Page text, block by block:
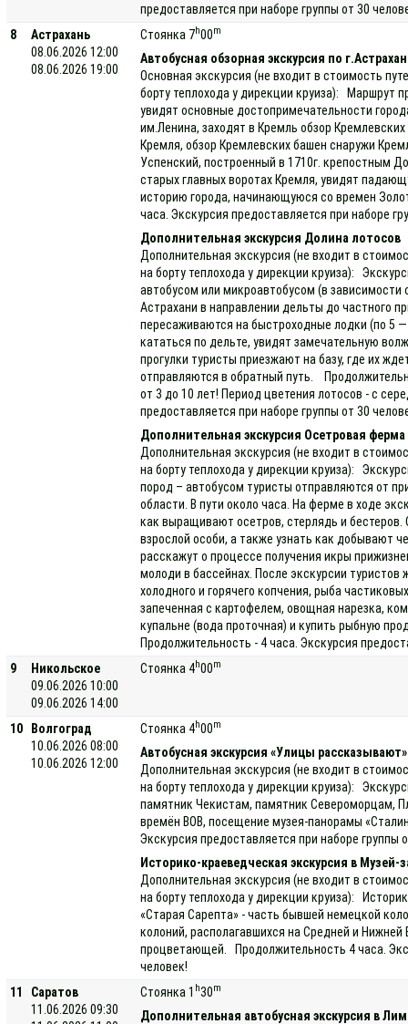
предоставляется при наборе группы от 30
8
Астрахань
08.06.2026 12:00
08.06.2026 19:00
Стоянка 7h00m
Автобусная обзорная экскурсия по
Основная экскурсия (не входит в стоимость
борту теплохода у дирекции круиза): Маршрут
увидят основные достопримечательности
им.Ленина, заходят в Кремль обзор
Кремля, обзор Кремлевских башен снаружи
Успенский, построенный в 1710г. крепостным
старых главных воротах Кремля, увидят
историю города, начинающуюся со времен
часа. Экскурсия предоставляется при наборе
Дополнительная экскурсия Долина лотосов
Дополнительная экскурсия (не входит в
на борту теплохода у дирекции круиза):
автобусом или микроавтобусом (в зависимости
Астрахани в направлении дельты до частного
пересаживаются на быстроходные лодки (по 5
кататься по дельте, увидят замечательную
прогулки туристы приезжают на базу, где их
отправляются в обратный путь.
от 3 до 10 лет! Период цветения лотосов - с
предоставляется при наборе группы от 30
Дополнительная экскурсия Осетровая ферма
Дополнительная экскурсия (не входит в
на борту теплохода у дирекции круиза):
пород – автобусом туристы отправляются от
области. В пути около часа. На ферме в ходе
как выращивают осетров, стерлядь и
взрослой особи, а также узнать как добывают
расскажут о процессе получения икры
молоди в бассейнах. После экскурсии
холодного и горячего копчения, рыба
запеченная с картофелем, овощная нарезка,
купальне (вода проточная) и купить рыбную
Продолжительность - 4 часа. Экскурсия
9
Никольское
09.06.2026 10:00
09.06.2026 14:00
Стоянка 4h00m
10
Волгоград
10.06.2026 08:00
10.06.2026 12:00
Стоянка 4h00m
Автобусная экскурсия «Улицы
Дополнительная экскурсия (не входит в
на борту теплохода у дирекции круиза):
памятник Чекистам, памятник Североморцам,
времён ВОВ, посещение музея-панорамы
Экскурсия предоставляется при наборе группы
Историко-краеведческая экскурсия в Музей-
Дополнительная экскурсия (не входит в
на борту теплохода у дирекции круиза):
«Старая Сарепта» - часть бывшей немецкой
колоний, располагавшихся на Средней и
процветающей. Продолжительность 4 часа.
человек!
11
Саратов
11.06.2026 09:30
Стоянка 1 h30m
Дополнительная автобусная экскурсия в